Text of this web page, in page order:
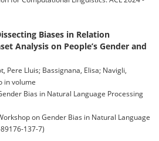
Biases in Relation
Analysis on People’s Gender and
Pere Lluis; Bassignana, Elisa; Navigli,
in volume
Bias in Natural Language Processing
on Gender Bias in Natural Language
137-7)